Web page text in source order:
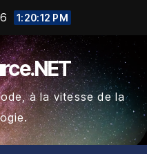
1:20:13 PM
à la vitesse de la